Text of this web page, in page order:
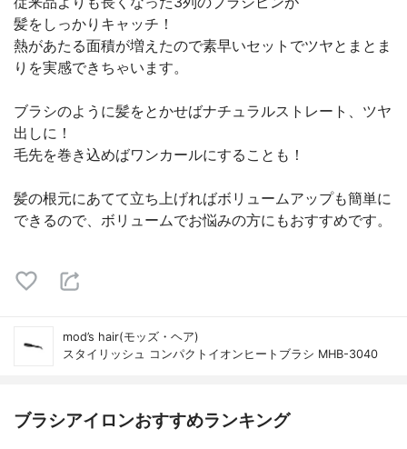
髪をしっかりキャッチ！
熱があたる面積が増えたので素早いセットでツヤとまとま
りを実感できちゃいます。
ブラシのように髪をとかせばナチュラルストレート、ツヤ
出しに！
毛先を巻き込めばワンカールにすることも！
髪の根元にあてて立ち上げればボリュームアップも簡単に
できるので、ボリュームでお悩みの方にもおすすめです。
mod’s hair(モッズ・ヘア)
スタイリッシュ コンパクトイオンヒートブラシ MHB-3040
ブラシアイロンおすすめランキング